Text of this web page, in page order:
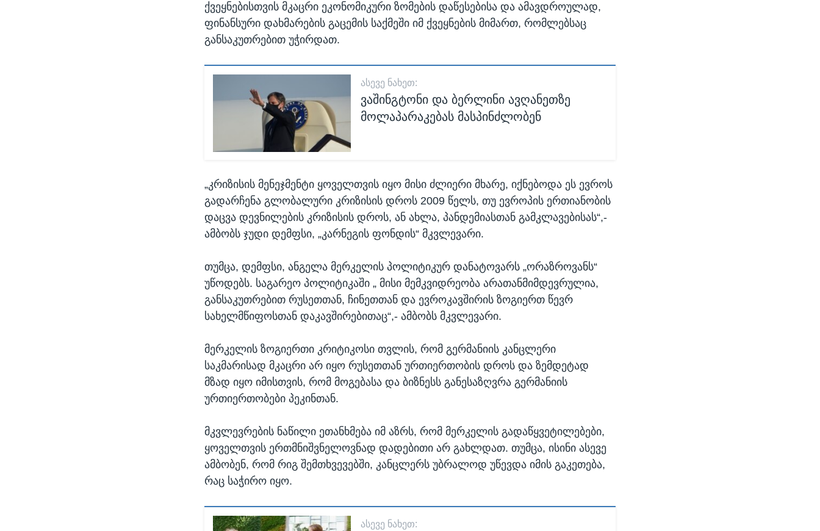
ქვეყნებისთვის მკაცრი ეკონომიკური ზომების დაწესებისა და ამავდროულად,
ფინანსური დახმარების გაცემის საქმეში იმ ქვეყნების მიმართ, რომლებსაც
განსაკუთრებით უჭირდათ.
ᲐᲡᲔᲕᲔ ᲜᲐᲮᲔᲗ:
ვაშინგტონი და ბერლინი ავღანეთზე
მოლაპარაკებას მასპინძლობენ
„კრიზისის მენეჯმენტი ყოველთვის იყო მისი ძლიერი მხარე, იქნებოდა ეს ევროს
გადარჩენა გლობალური კრიზისის დროს 2009 წელს, თუ ევროპის ერთიანობის
დაცვა დევნილების კრიზისის დროს, ან ახლა, პანდემიასთან გამკლავებისას“,-
ამბობს ჯუდი დემფსი, „კარნეგის ფონდის“ მკვლევარი.
თუმცა, დემფსი, ანგელა მერკელის პოლიტიკურ დანატოვარს „ორაზროვანს“
უწოდებს. საგარეო პოლიტიკაში „ მისი მემკვიდრეობა არათანმიმდევრულია,
განსაკუთრებით რუსეთთან, ჩინეთთან და ევროკავშირის ზოგიერთ წევრ
სახელმწიფოსთან დაკავშირებითაც“,- ამბობს მკვლევარი.
მერკელის ზოგიერთი კრიტიკოსი თვლის, რომ გერმანიის კანცლერი
საკმარისად მკაცრი არ იყო რუსეთთან ურთიერთობის დროს და ზემდეტად
მზად იყო იმისთვის, რომ მოგებასა და ბიზნესს განესაზღვრა გერმანიის
ურთიერთობები პეკინთან.
მკვლევრების ნაწილი ეთანხმება იმ აზრს, რომ მერკელის გადაწყვეტილებები,
ყოველთვის ერთმნიშვნელოვნად დადებითი არ გახლდათ. თუმცა, ისინი ასევე
ამბობენ, რომ რიგ შემთხვევებში, კანცლერს უბრალოდ უწევდა იმის გაკეთება,
რაც საჭირო იყო.
ᲐᲡᲔᲕᲔ ᲜᲐᲮᲔᲗ: